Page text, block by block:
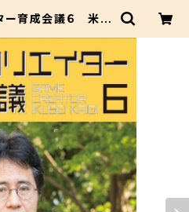
ー育成会議６ 米光
礼 #アニメツーリズム